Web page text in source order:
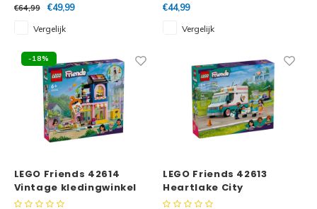
€64,99
€49,99
Vergelijk
€44,99
Vergelijk
-18%
LEGO Friends 42614
Vintage kledingwinkel
LEGO Friends 42613
Heartlake City
ambulance